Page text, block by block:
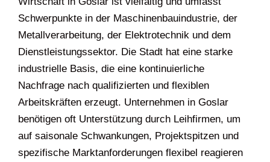
Schwerpunkte in der Maschinenbauindustrie, der
Metallverarbeitung, der Elektrotechnik und dem
Dienstleistungssektor. Die Stadt hat eine starke
industrielle Basis, die eine kontinuierliche
Nachfrage nach qualifizierten und flexiblen
Arbeitskräften erzeugt. Unternehmen in Goslar
benötigen oft Unterstützung durch Leihfirmen, um
auf saisonale Schwankungen, Projektspitzen und
spezifische Marktanforderungen flexibel reagieren